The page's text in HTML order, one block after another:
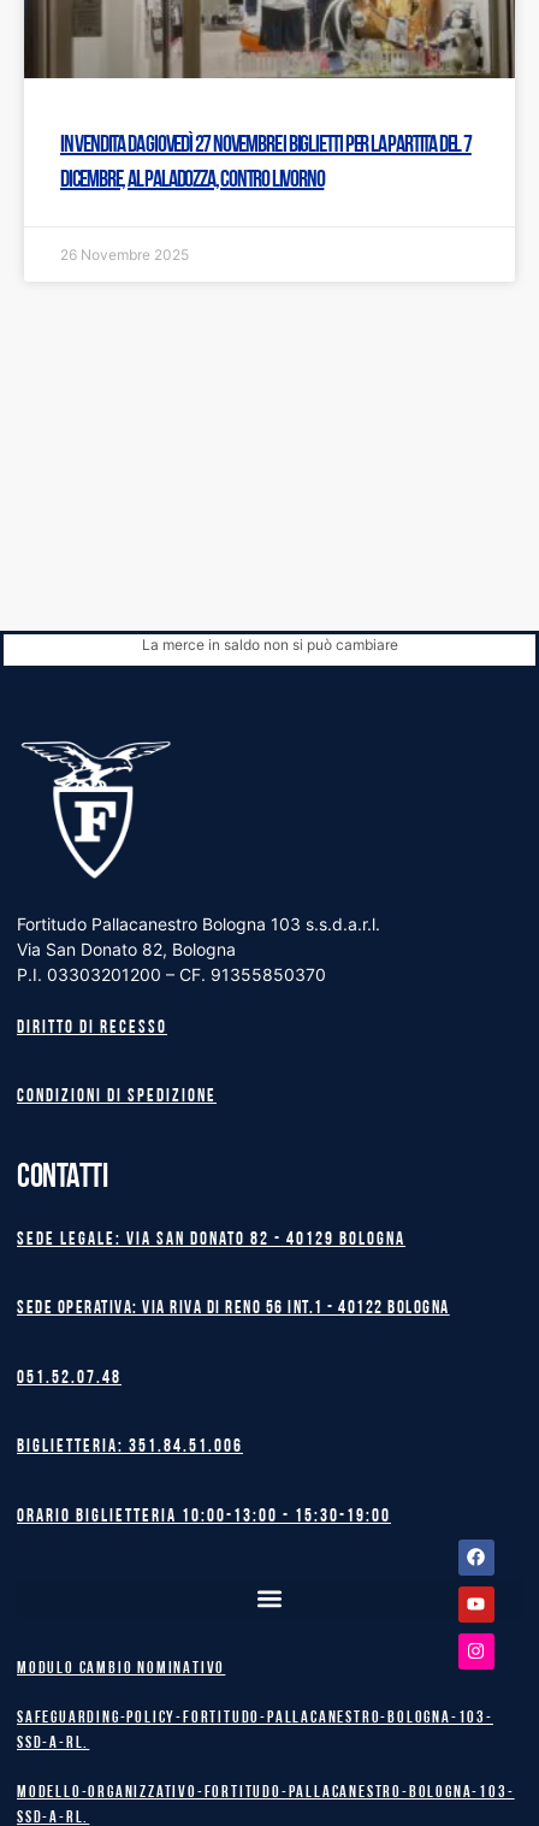
In vendita da giovedì 27 novembre i biglietti per la partita del 7
dicembre, al PalaDozza, contro Livorno
26 Novembre 2025
Facebook
Youtube
Instagram
La merce in saldo non si può cambiare
Fortitudo Pallacanestro Bologna 103 s.s.d.a.r.l.
Via San Donato 82, Bologna
P.I. 03303201200 – CF. 91355850370
Diritto di recesso
Condizioni di spedizione
CONTATTI
Sede legale: Via San Donato 82 - 40129 BOLOGNA
Sede operativa: Via Riva di Reno 56 int.1 - 40122 BOLOGNA
051.52.07.48
Biglietteria: 351.84.51.006
Orario biglietteria 10:00-13:00 - 15:30-19:00
MODULO CAMBIO NOMINATIVO
safeguarding-policy-Fortitudo-Pallacanestro-Bologna-103-
SSD-A-RL.
Modello-Organizzativo-Fortitudo-Pallacanestro-Bologna-103-
SSD-A-RL.